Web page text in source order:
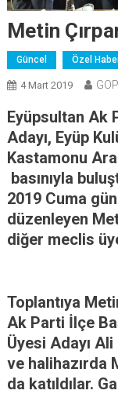
Metin
Güncel Özel
4 Mart 2019
Eyüpsultan Ak
Adayı, Eyüp
Kastamonu
basınıyla
2019 Cuma
düzenleyen
diğer meclis
Toplantıya
Ak Parti İlçe
Üyesi Adayı
ve halihazırda
da katıldılar.